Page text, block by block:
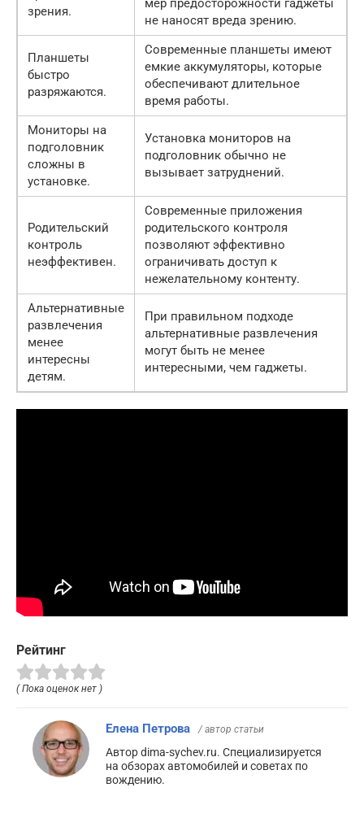
зрения.
мер предосторожности гаджеты
не наносят вреда зрению.
Планшеты
быстро
разряжаются.
Современные планшеты имеют
емкие аккумуляторы, которые
обеспечивают длительное
время работы.
Мониторы на
подголовник
сложны в
установке.
Установка мониторов на
подголовник обычно не
вызывает затруднений.
Родительский
контроль
неэффективен.
Современные приложения
родительского контроля
позволяют эффективно
ограничивать доступ к
нежелательному контенту.
Альтернативные
развлечения
менее
интересны
детям.
При правильном подходе
альтернативные развлечения
могут быть не менее
интересными, чем гаджеты.
Рейтинг
( Пока оценок нет )
Елена Петрова / автор статьи
Автор dima-sychev.ru. Специализируется
на обзорах автомобилей и советах по
вождению.